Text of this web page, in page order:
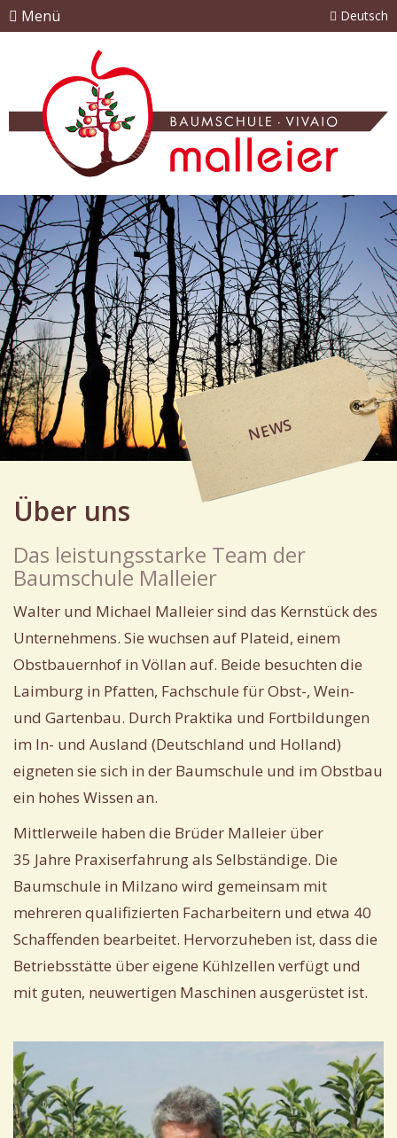
Menü Deutsch
NEWS
Über uns
Das leistungsstarke Team der
Baumschule Malleier
Walter und Michael Malleier sind das Kernstück des
Unternehmens. Sie wuchsen auf Plateid, einem
Obstbauernhof in Völlan auf. Beide besuchten die
Laimburg in Pfatten, Fachschule für Obst-, Wein-
und Gartenbau. Durch Praktika und Fortbildungen
im In- und Ausland (Deutschland und Holland)
eigneten sie sich in der Baumschule und im Obstbau
ein hohes Wissen an.
Mittlerweile haben die Brüder Malleier über
35 Jahre Praxiserfahrung als Selbständige. Die
Baumschule in Milzano wird gemeinsam mit
mehreren qualifizierten Facharbeitern und etwa 40
Schaffenden bearbeitet. Hervorzuheben ist, dass die
Betriebsstätte über eigene Kühlzellen verfügt und
mit guten, neuwertigen Maschinen ausgerüstet ist.